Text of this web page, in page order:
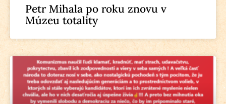
Petr Mihala po roku znovu v
Múzeu totality